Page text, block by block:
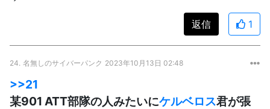
返信 1
24. 名無しのサイバーパンク 2023年10月13日 02:48
>>21
某901 ATT部隊の人みたいにケルベロス君が張